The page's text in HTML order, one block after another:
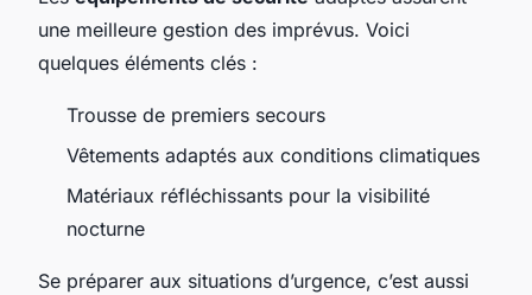
une meilleure gestion des imprévus. Voici
quelques éléments clés :
Trousse de premiers secours
Vêtements adaptés aux conditions climatiques
Matériaux réfléchissants pour la visibilité
nocturne
Se préparer aux situations d’urgence, c’est aussi